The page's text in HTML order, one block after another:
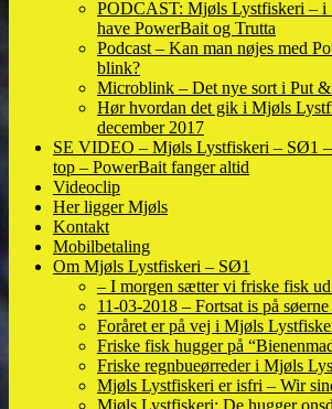
PODCAST: Mjøls Lystfiskeri – i
have PowerBait og Trutta
Podcast – Kan man nøjes med
blink?
Microblink – Det nye sort i Put
Hør hvordan det gik i Mjøls
december 2017
SE VIDEO – Mjøls Lystfiskeri – SØ1
top – PowerBait fanger altid
Videoclip
Her ligger Mjøls
Kontakt
Mobilbetaling
Om Mjøls Lystfiskeri – SØ1
– I morgen sætter vi friske fisk
11-03-2018 – Fortsat is på
Foråret er på vej i Mjøls
Friske fisk hugger på
Friske regnbueørreder i Mjøls
Mjøls Lystfiskeri er isfri – Wir
Mjøls Lystfiskeri: De hugger